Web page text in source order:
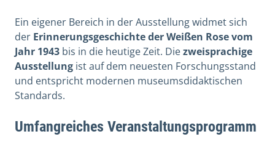
Ein eigener Bereich in der Ausstellung widmet sich
der Erinnerungsgeschichte der Weißen Rose vom
Jahr 1943 bis in die heutige Zeit. Diezweisprachige
Ausstellung ist auf dem neuesten Forschungsstand
und entspricht modernen museumsdidaktischen
Standards.
Umfangreiches Veranstaltungsprogramm